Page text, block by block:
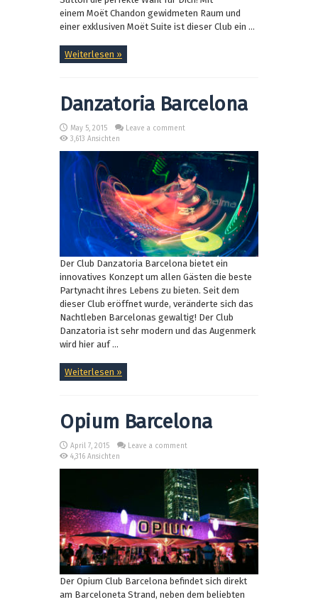
einem Moët Chandon gewidmeten Raum und
einer exklusiven Moët Suite ist dieser Club ein ...
Weiterlesen »
Danzatoria Barcelona
May 5, 2015
Leave a comment
3,613 Ansichten
Der Club Danzatoria Barcelona bietet ein
innovatives Konzept um allen Gästen die beste
Partynacht ihres Lebens zu bieten. Seit dem
dieser Club eröffnet wurde, veränderte sich das
Nachtleben Barcelonas gewaltig! Der Club
Danzatoria ist sehr modern und das Augenmerk
wird hier auf ...
Weiterlesen »
Opium Barcelona
April 7, 2015
Leave a comment
4,316 Ansichten
Der Opium Club Barcelona befindet sich direkt
am Barceloneta Strand, neben dem beliebten